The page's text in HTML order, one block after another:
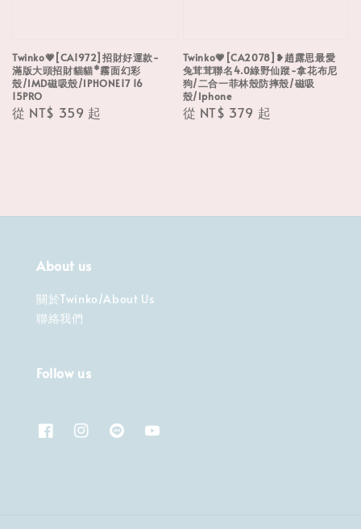
Twinko💗[CA1972]招財好運款-
滿版大頭招財貓貓*霧面幻彩
殼/IMD磁吸殼/IPHONE17 16
15PRO
Regular
從 NT$ 359 起
Twinko💗[CA2078]❥趙露思最愛
兔茸茸聯名4.0綠野仙蹤-拿花布尼
狗/二合一菲林殼防摔殼/磁吸
殼/Iphone
Regular
從 NT$ 379 起
About us
關於Twinko/About Us
聯絡我們
Follow us